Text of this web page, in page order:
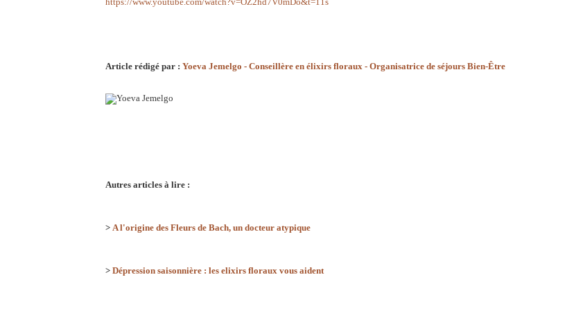
https://www.youtube.com/watch?v=OZ2hd7V0mDo&t=11s
Article rédigé par : Yoeva Jemelgo - Conseillère en élixirs floraux - Organisatrice de séjours Bien-Être
Autres articles à lire :
> A l'origine des Fleurs de Bach, un docteur atypique
> Dépression saisonnière : les elixirs floraux vous aident